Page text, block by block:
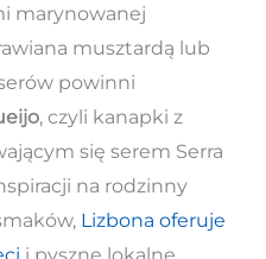
marynowanej
musztardą lub
powinni
, czyli kanapki z
się serem Serra
na rodzinny
Lizbona oferuje
i pyszne lokalne